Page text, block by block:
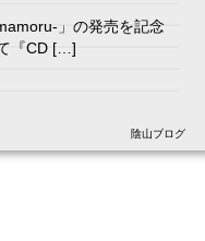
」の発売を記念
『CD […]
陰山ブログ